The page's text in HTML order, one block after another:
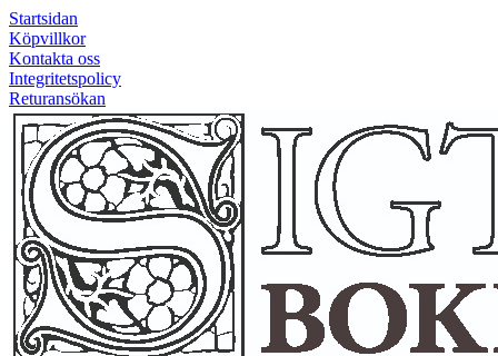
Startsidan
Köpvillkor
Kontakta oss
Integritetspolicy
Returansökan